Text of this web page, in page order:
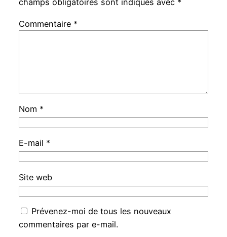
champs obligatoires sont indiqués avec *
Commentaire *
Nom *
E-mail *
Site web
Prévenez-moi de tous les nouveaux
commentaires par e-mail.